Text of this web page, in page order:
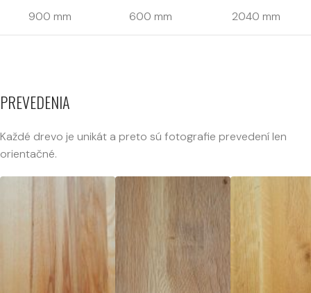
900 mm 600 mm 2040 mm
PREVEDENIA
Každé drevo je unikát a preto sú fotografie prevedení len
orientačné.